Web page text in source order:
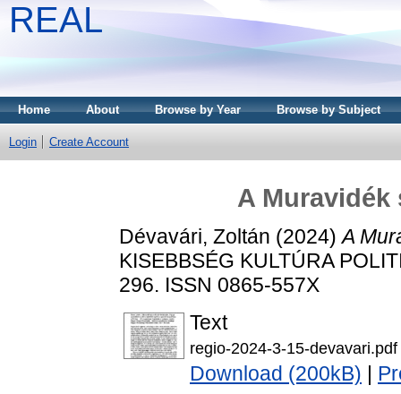
REAL
Home About Browse by Year Browse by Subject
Login Create Account
A
Dévavári, Zoltán (2024)A
KISEBBSÉG KULTÚRA
296. ISSN 0865-557X
Text
regio-2024-3-15-devavari.pdf
Download (200kB)